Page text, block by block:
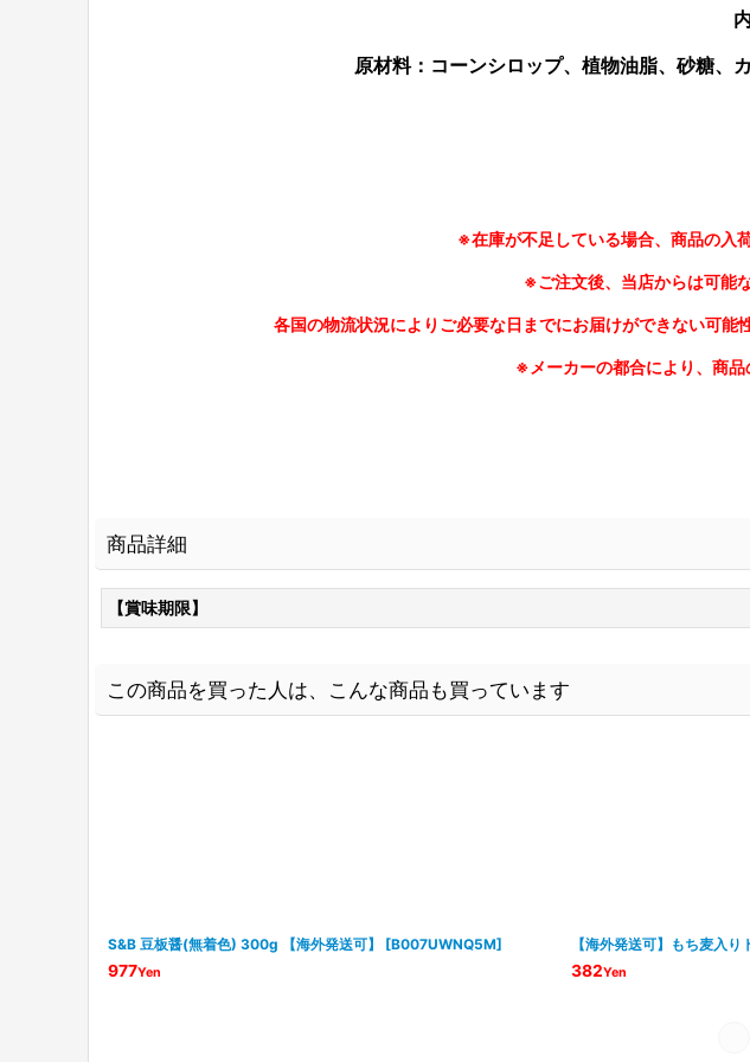
原材料： コーンシロップ、植物油脂、砂糖、
※在庫が不足している場合、商品の入
※ご注文後、当店からは可能
各国の物流状況によりご必要な日までにお届けができない可能
※メーカーの都合により、商品
商品詳細
【賞味期限】
この商品を買った人は、こんな商品も買っています
S&B 豆板醤(無着色) 300g 【海外発送可】 [B007UWNQ5M]
977Yen
【海外発送可】もち麦入り
382Yen